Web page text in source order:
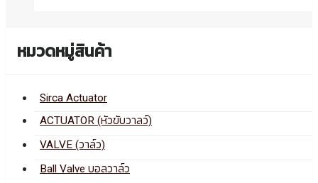
หมวดหมู่สินค้า
Sirca Actuator
ACTUATOR (หัวขับวาลว์)
VALVE (วาล์ว)
Ball Valve บอลวาล์ว